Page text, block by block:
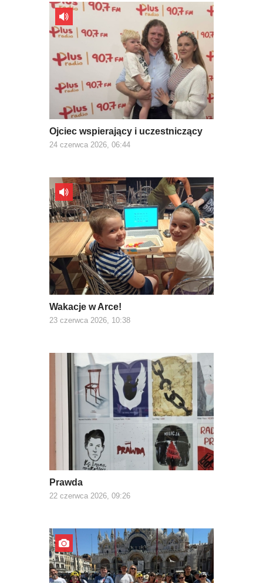
Ojciec wspierający i uczestniczący
24 czerwca 2026, 06:44
Wakacje w Arce!
23 czerwca 2026, 10:38
Prawda
22 czerwca 2026, 09:26